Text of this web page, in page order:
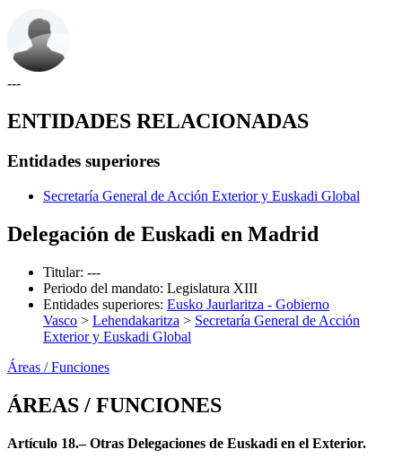
---
ENTIDADES RELACIONADAS
Entidades superiores
Secretaría General de Acción Exterior y Euskadi Global
Delegación de Euskadi en Madrid
Titular: ---
Periodo del mandato: Legislatura XIII
Entidades superiores: Eusko Jaurlaritza - Gobierno
Vasco > Lehendakaritza > Secretaría General de Acción
Exterior y Euskadi Global
Áreas / Funciones
ÁREAS / FUNCIONES
Artículo 18.– Otras Delegaciones de Euskadi en el Exterior.